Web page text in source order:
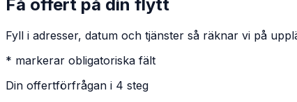
Få offert på din flytt
Fyll i adresser, datum och tjänster så räknar vi på
* markerar obligatoriska fält
Din offertförfrågan i 4 steg